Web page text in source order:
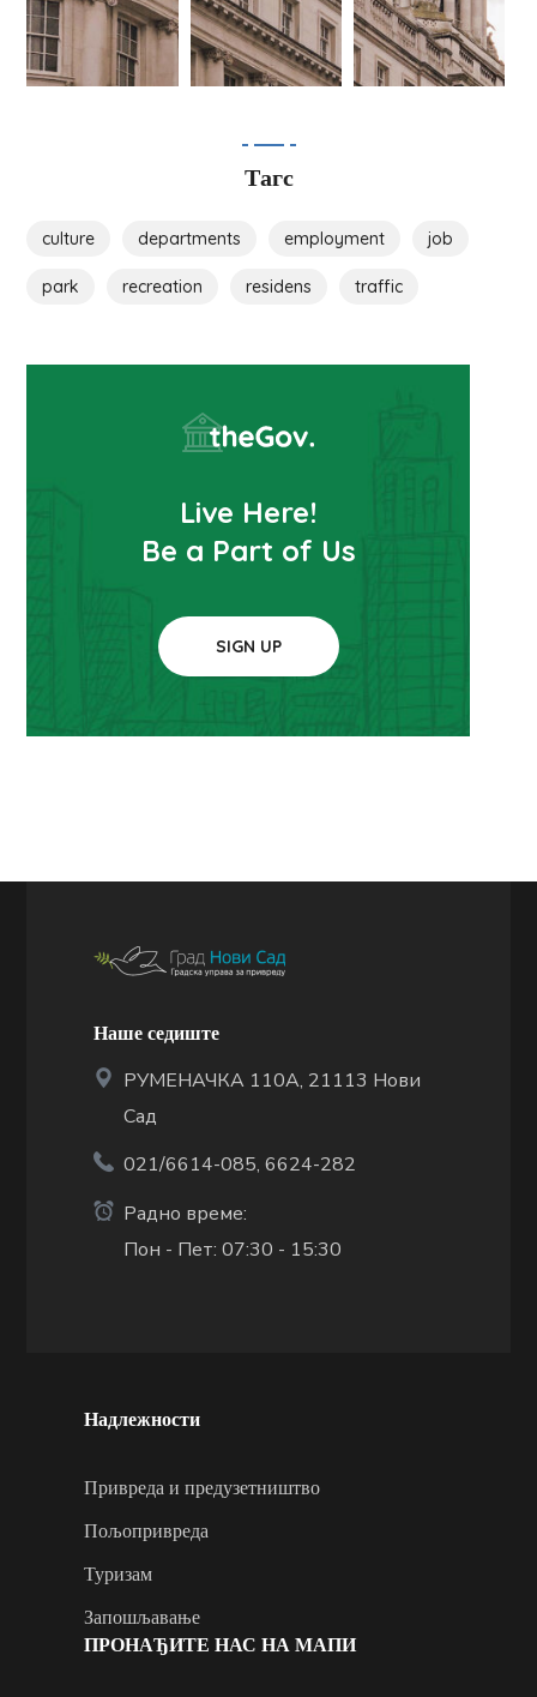
Тагс
culture departments employment job
park recreation residens traffic
Live Here!
Be a Part of Us
SIGN UP
Наше седиште
РУМЕНАЧКА 110А, 21113 Нови
Сад
021/6614-085, 6624-282
Радно време:
Пон - Пет: 07:30 - 15:30
Надлежности
Привреда и предузетништво
Пољопривреда
Туризам
Запошљавање
ПРОНАЂИТЕ НАС НА МАПИ